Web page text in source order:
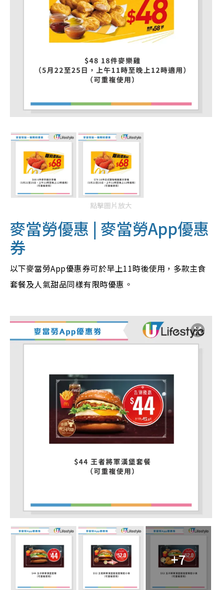
點擊圖片放大
麥當勞優惠 | 麥當勞App優惠
券
以下麥當勞App優惠券可於早上11時後使用，多款主食
套餐及人氣甜品同樣有限時優惠。
+7